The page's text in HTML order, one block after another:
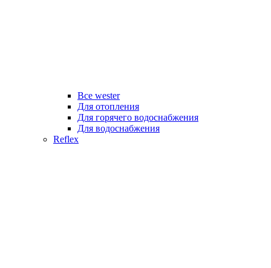
Все wester
Для отопления
Для горячего водоснабжения
Для водоснабжения
Reflex